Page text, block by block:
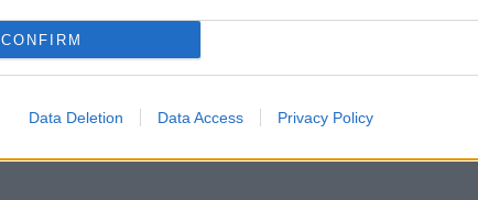
CONFIRM
Data Deletion Data Access Privacy Policy